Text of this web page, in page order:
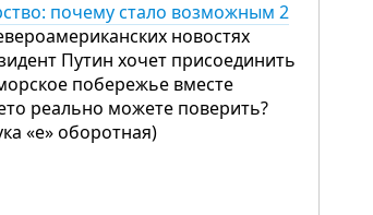
почему стало возможным 2
новостях
Путин хочет присоединить
побережье вместе
реально можете поверить?
«е» оборотная)